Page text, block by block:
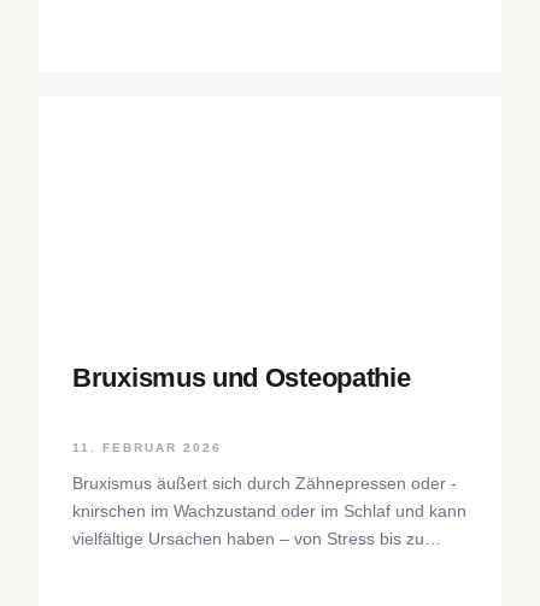
Bruxismus und Osteopathie
11. FEBRUAR 2026
Bruxismus äußert sich durch Zähnepressen oder -
knirschen im Wachzustand oder im Schlaf und kann
vielfältige Ursachen haben – von Stress bis zu